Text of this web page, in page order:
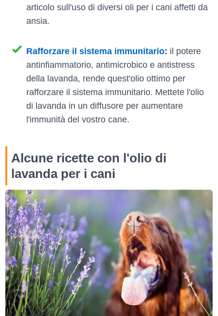
articolo sull'uso di diversi oli per i cani affetti da
ansia.
Rafforzare il sistema immunitario: il potere
antinfiammatorio, antimicrobico e antistress
della lavanda, rende quest'olio ottimo per
rafforzare il sistema immunitario. Mettete l'olio
di lavanda in un diffusore per aumentare
l'immunità del vostro cane.
Alcune ricette con l'olio di
lavanda per i cani